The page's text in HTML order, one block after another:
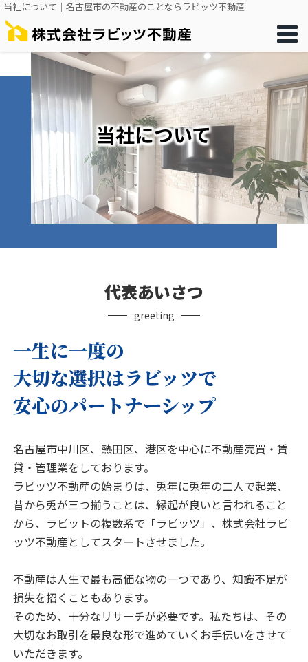
当社について｜名古屋市の不動産のことならラビッツ不動産
当社について
代表あいさつ
greeting
一生に一度の
大切な選択はラビッツで
安心のパートナーシップ
名古屋市中川区、熱田区、港区を中心に不動産売買・賃
貸・管理業をしております。
ラビッツ不動産の始まりは、兎年に兎年の二人で起業、
昔から兎が三つ揃うことは、縁起が良いと言われること
から、ラビットの複数系で「ラビッツ」、株式会社ラビ
ッツ不動産としてスタートさせました。
不動産は人生で最も高価な物の一つであり、知識不足が
損失を招くこともあります。
そのため、十分なリサーチが必要です。私たちは、その
大切なお取引を最良な形で進めていくお手伝いをさせて
いただきます。